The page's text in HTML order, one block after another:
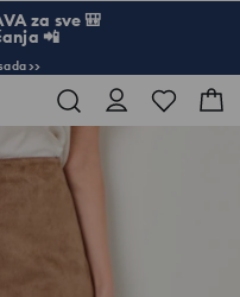
za sve 🎒
📲
>>